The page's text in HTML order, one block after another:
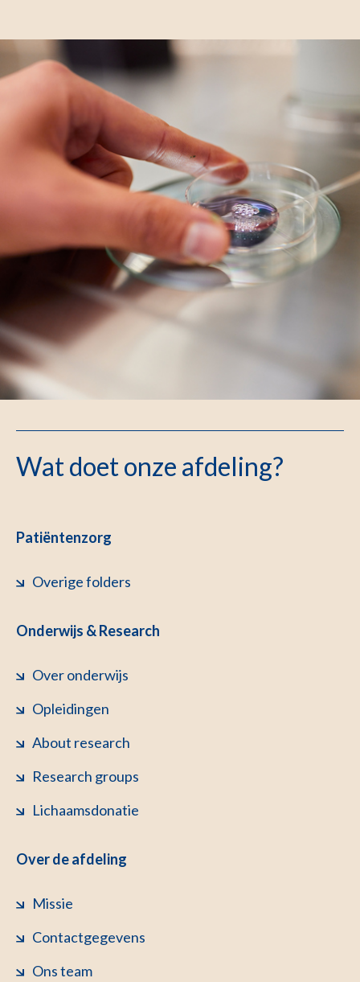
Wat doet onze afdeling?
Patiëntenzorg
Overige folders
Onderwijs & Research
Over onderwijs
Opleidingen
About research
Research groups
Lichaamsdonatie
Over de afdeling
Missie
Contactgegevens
Ons team